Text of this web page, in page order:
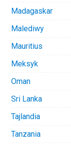
Madagaskar
Malediwy
Mauritius
Meksyk
Oman
Sri Lanka
Tajlandia
Tanzania